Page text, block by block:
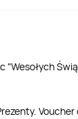
"Wesołych